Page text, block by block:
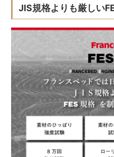
JIS規格よりも厳しい